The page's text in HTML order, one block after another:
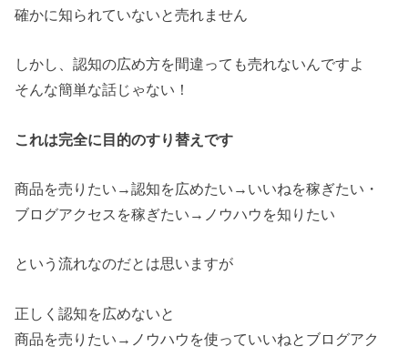
確かに知られていないと売れません
しかし、認知の広め方を間違っても売れないんですよ
そんな簡単な話じゃない！
これは完全に目的のすり替えです
商品を売りたい→認知を広めたい→いいねを稼ぎたい・
ブログアクセスを稼ぎたい→ノウハウを知りたい
という流れなのだとは思いますが
正しく認知を広めないと
商品を売りたい→ ノウハウを使っていいねとブログアク